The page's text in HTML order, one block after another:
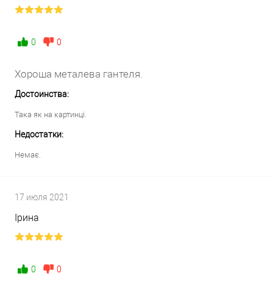
0 0
Хороша металева гантеля.
Достоинства:
Така як на картинці.
Недостатки:
Немає.
17 июля 2021
Ірина
0 0